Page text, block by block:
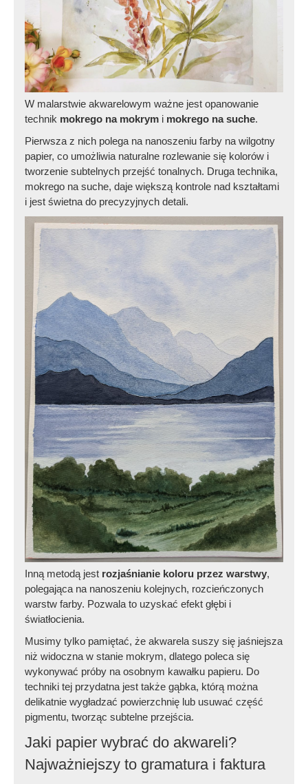
W malarstwie akwarelowym ważne jest opanowanie
technik mokrego na mokrym i mokrego na suche.
Pierwsza z nich polega na nanoszeniu farby na wilgotny
papier, co umożliwia naturalne rozlewanie się kolorów i
tworzenie subtelnych przejść tonalnych. Druga technika,
mokrego na suche, daje większą kontrole nad kształtami
i jest świetna do precyzyjnych detali.
Inną metodą jest rozjaśnianie koloru przez warstwy,
polegająca na nanoszeniu kolejnych, rozcieńczonych
warstw farby. Pozwala to uzyskać efekt głębi i
światłocienia.
Musimy tylko pamiętać, że akwarela suszy się jaśniejsza
niż widoczna w stanie mokrym, dlatego poleca się
wykonywać próby na osobnym kawałku papieru. Do
techniki tej przydatna jest także gąbka, którą można
delikatnie wygładzać powierzchnię lub usuwać część
pigmentu, tworząc subtelne przejścia.
Jaki papier wybrać do akwareli?
Najważniejszy to gramatura i faktura